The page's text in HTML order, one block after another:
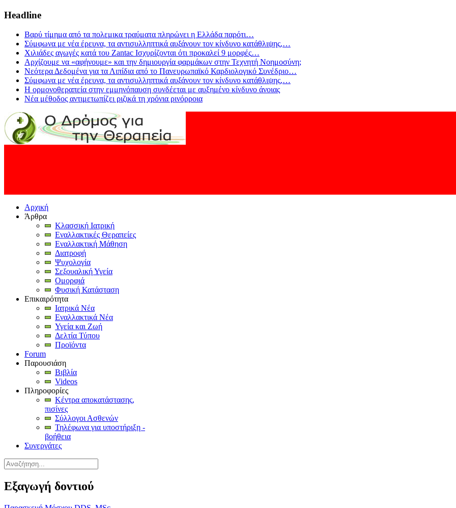
Headline
Βαρύ τίμημα από τα πολεμικα τραύματα πληρώνει η Ελλάδα παρότι…
Σύμφωνα με νέα έρευνα, τα αντισυλληπτικά αυξάνουν τον κίνδυνο κατάθλιψης,…
Χιλιάδες αγωγές κατά του Zantac Ισχυρίζονται ότι προκαλεί 9 μορφές…
Αρχίζουμε να «αφήνουμε» και την δημιουργία φαρμάκων στην Τεχνητή Νοημοσύνη;
Νεότερα Δεδομένα για τα Λιπίδια από το Πανευρωπαϊκό Καρδιολογικό Συνέδριο…
Σύμφωνα με νέα έρευνα, τα αντισυλληπτικά αυξάνουν τον κίνδυνο κατάθλιψης,…
Η ορμονοθεραπεία στην εμμηνόπαυση συνδέεται με αυξημένο κίνδυνο άνοιας
Νέα μέθοδος αντιμετωπίζει ριζικά τη χρόνια ρινόρροια
Αρχική
Άρθρα
Κλασσική Ιατρική
Εναλλακτικές Θεραπείες
Εναλλακτική Μάθηση
Διατροφή
Ψυχολογία
Σεξουαλική Υγεία
Ομορφιά
Φυσική Κατάσταση
Επικαιρότητα
Ιατρικά Νέα
Εναλλακτικά Νέα
Υγεία και Ζωή
Δελτία Τύπου
Προϊόντα
Forum
Παρουσιάση
Βιβλία
Videos
Πληροφορίες
Κέντρα αποκατάστασης,
πισίνες
Σύλλογοι Ασθενών
Τηλέφωνα για υποστήριξη -
βοήθεια
Συνεργάτες
Εξαγωγή δοντιού